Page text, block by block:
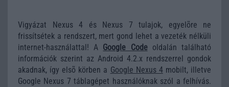
Vigyázat Nexus 4 és Nexus 7 tulajok, egyelõre ne
frissítsétek a rendszert, mert gond lehet a vezeték nélküli
internet-használattal! A Google Codeoldalán található
információk szerint az Android 4.2.x rendszerrel gondok
akadnak, így elsõ körben a Google Nexus 4mobilt, illetve
Google Nexus 7 táblagépet használóknak szól a felhívás.